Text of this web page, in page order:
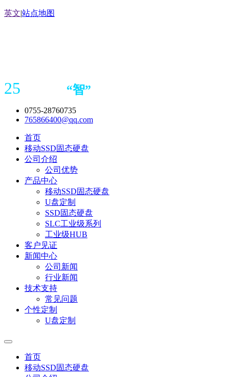
英文|站点地图
25 “智”
0755-28760735
765866400@qq.com
首页
移动SSD固态硬盘
公司介绍
公司优势
产品中心
移动SSD固态硬盘
U盘定制
SSD固态硬盘
SLC工业级系列
工业级HUB
客户见证
新闻中心
公司新闻
行业新闻
技术支持
常见问题
个性定制
U盘定制
首页
移动SSD固态硬盘